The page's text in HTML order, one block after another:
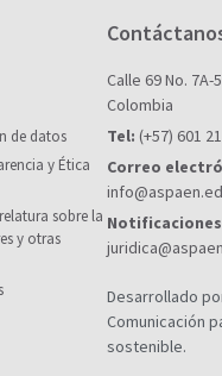
de datos
y Ética
sobre la
y otras
Calle 69 No.
Colombia
Tel: (+57) 601
Correo
Desarrollado
Comunicación
sostenible.